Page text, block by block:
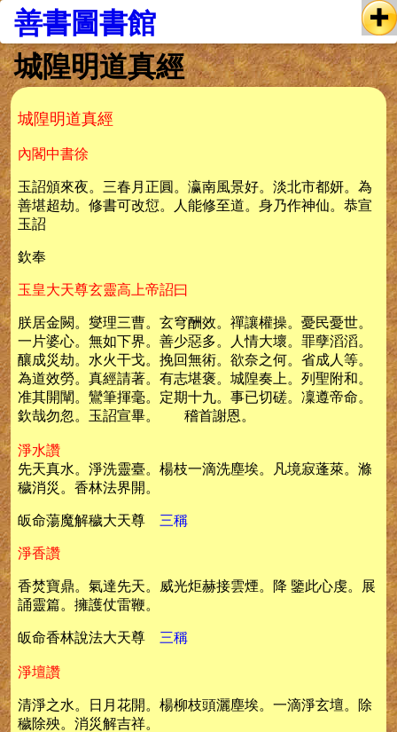
善書圖書館
城隍明道真經
城隍明道真經
內閣中書徐
玉詔頒來夜。三春月正圓。瀛南風景好。淡北市都妍。為
善堪超劫。修書可改愆。人能修至道。身乃作神仙。恭宣
玉詔
欽奉
玉皇大天尊玄靈高上帝詔曰
朕居金闕。燮理三曹。玄穹酬效。禪讓權操。憂民憂世。
一片婆心。無如下界。善少惡多。人情大壞。罪孽滔滔。
釀成災劫。水火干戈。挽回無術。欲奈之何。省成人等。
為道效勞。真經請著。有志堪褒。城隍奏上。列聖附和。
准其開闡。鸞筆揮毫。定期十九。事已切磋。凜遵帝命。
欽哉勿忽。玉詔宣畢。
稽首謝恩。
淨水讚
先天真水。淨洗靈臺。楊枝一滴洗塵埃。凡境寂蓬萊。滌
穢消災。香林法界開。
皈命蕩魔解穢大天尊 三稱
淨香讚
香焚寶鼎。氣達先天。威光炬赫接雲煙。降 鑒此心虔。展
誦靈篇。擁護仗雷鞭。
皈命香林說法大天尊 三稱
淨壇讚
清淨之水。日月花開。楊柳枝頭灑塵埃。一滴淨玄壇。除
穢除殃。消災解吉祥。